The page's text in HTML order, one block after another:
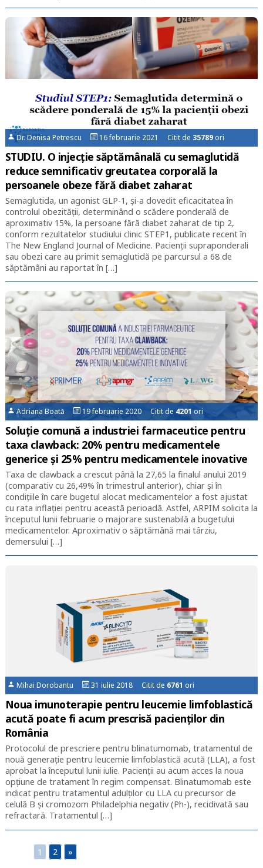
Dr. Denisa Petrescu 16 februarie 2021 Citit de 35789 ori
STUDIU. O injecție săptămânală cu semaglutidă
reduce semnificativ greutatea corporală la
persoanele obeze fără diabet zaharat
Semaglutida, un agonist GLP-1, și-a dovedit eficacitatea în
controlul obezității, determinând o scădere ponderală de
aproximativ 15%, la persoane fără diabet zaharat de tip 2,
conform rezultatelor studiului clinic STEP1, publicate recent în
The New England Journal of Medicine. Pacienții supraponderali
sau obezi care au primit semaglutidă pe parcursul a 68 de
săptămâni au raportat în […]
Adriana Boată 19 februarie 2020 Citit de 4201 ori
Soluție comună a industriei farmaceutice pentru
taxa clawback: 20% pentru medicamentele
generice și 25% pentru medicamentele inovative
Taxa de clawback a crescut până la 27,65 la finalul anului 2019
(comparativ cu 26,49% în trimestrul anterior), chiar și în
condițiile în care bugetul alocat medicamentelor a fost ajustat
cu rata inflației pentru această perioadă. Astfel, ARPIM solicita la
începutul lunii februarie o majorare sustenabilă a bugetului
medicamentelor. Aproximativ o săptămână mai târziu,
demersului […]
Mihai Dorobantu 31 iulie 2018 Citit de 6761 ori
Noua imunoterapie pentru leucemie limfoblastică
acută poate fi acum prescrisă pacienților din
România
Protocolul de prescriere pentru blinatumomab, tratamentul de
nouă generație pentru leucemie limfoblastică acută (LLA), a fost
aprobat la începutul lunii iulie. Pacienții au acum acces la noua
opțiune de tratament în regim compensat. Blinatumomab este
indicat pentru tratamentul adulţilor cu LLA cu precursor de
celulă B şi cromozom Philadelphia negativ (Ph-), recidivată sau
refractară. Tratamentul […]
1 2 »